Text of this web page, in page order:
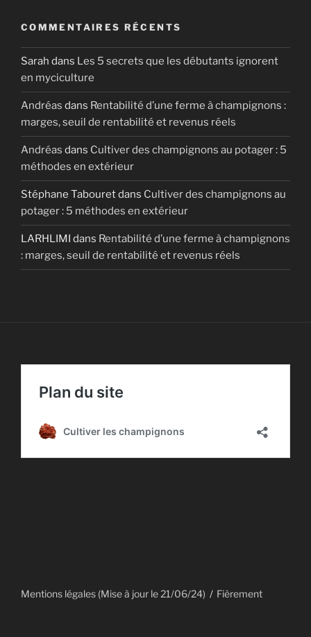
COMMENTAIRES RÉCENTS
Sarah dans Les 5 secrets que les débutants ignorent
en myciculture
Andréas dans Rentabilité d’une ferme à champignons :
marges, seuil de rentabilité et revenus réels
Andréas dans Cultiver des champignons au potager : 5
méthodes en extérieur
Stéphane Tabouretdans Cultiver des champignons au
potager : 5 méthodes en extérieur
LARHLIMI dans Rentabilité d’une ferme à champignons
: marges, seuil de rentabilité et revenus réels
Mentions légales (Mise à jour le 21/06/24)
Fièrement